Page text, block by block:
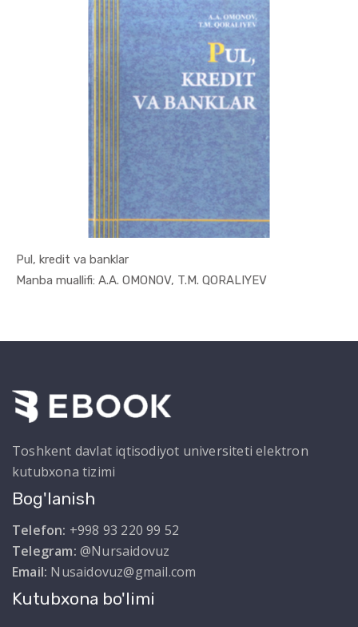
Pul, kredit va banklar
Manba muallifi: A.A. OMONOV, T.M. QORALIYEV
In Moliya,...
Toshkent davlat iqtisodiyot universiteti elektron
kutubxona tizimi
Bog'lanish
Telefon: +998 93 220 99 52
Telegram: @Nursaidovuz
Email: Nusaidovuz@gmail.com
Kutubxona bo'limi